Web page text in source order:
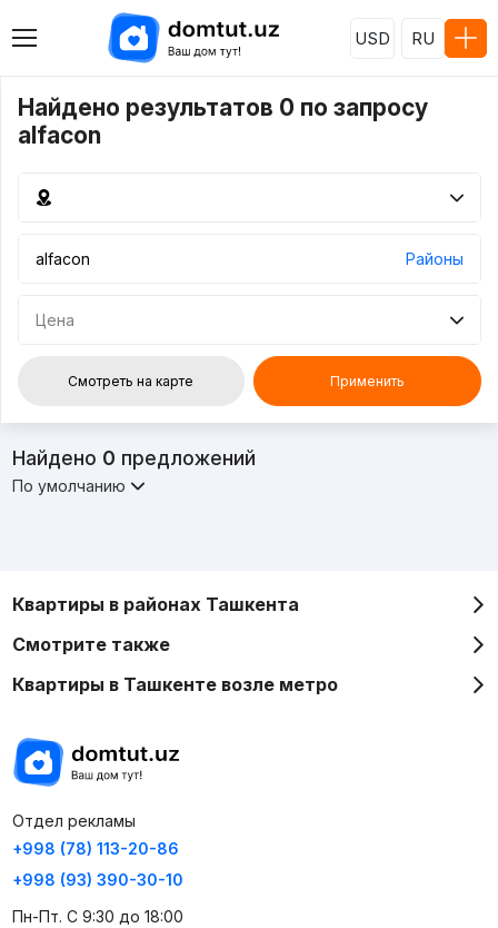
USD RU
Найдено результатов 0 по запросу
alfacon
Районы
Цена
Смотреть на карте Применить
Найдено 0 предложений
По умолчанию
Квартиры в районах Ташкента
Смотрите также
Квартиры в Ташкенте возле метро
Отдел рекламы
+998 (78) 113-20-86
+998 (93) 390-30-10
Пн-Пт. С 9:30 до 18:00